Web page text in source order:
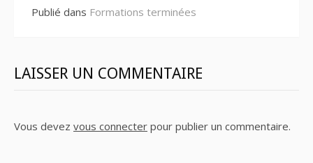
Publié dans Formations terminées
LAISSER UN COMMENTAIRE
Vous devez vous connecter pour publier un commentaire.